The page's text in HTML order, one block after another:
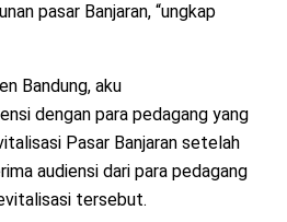
pasar Banjaran, “ungkap
Bandung, aku
dengan para pedagang yang
Pasar Banjaran setelah
audiensi dari para pedagang
tersebut.